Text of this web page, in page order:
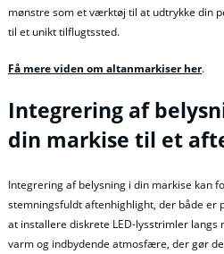
mønstre som et værktøj til at udtrykke din
til et unikt tilflugtssted.
Få mere viden om altanmarkiser her.
Integrering af
din markise til et
Integrering af belysning i din markise kan
stemningsfuldt aftenhighlight, der både er
at installere diskrete LED-lysstrimler langs
varm og indbydende atmosfære, der gør